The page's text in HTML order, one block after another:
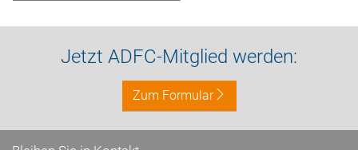
Jetzt ADFC-Mitglied werden:
Zum Formular